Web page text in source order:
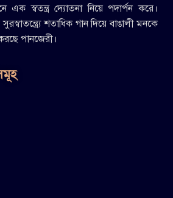
এক স্বতন্ত্র দ্যোতনা নিয়ে পদার্পন করে।
সুরস্বাতন্ত্র্যে শতাধিক গান দিয়ে বাঙালী মনকে
পানজেরী।